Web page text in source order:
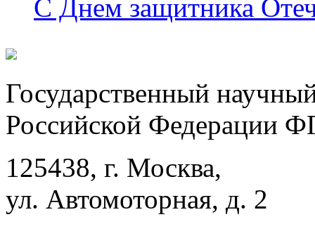
С Днем защитника
Государственный
Российской
125438, г. Москва,
ул. Автомоторная, д. 2